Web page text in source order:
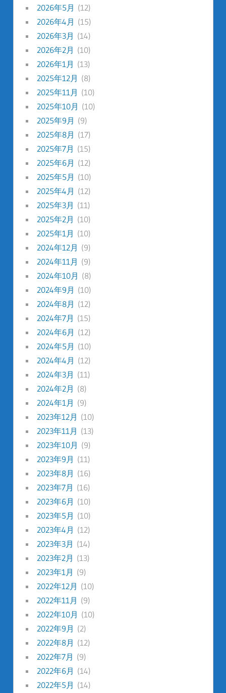
2026年5月 (12)
2026年4月 (15)
2026年3月 (14)
2026年2月 (10)
2026年1月 (13)
2025年12月 (8)
2025年11月 (10)
2025年10月 (10)
2025年9月 (9)
2025年8月 (17)
2025年7月 (15)
2025年6月 (12)
2025年5月 (10)
2025年4月 (12)
2025年3月 (11)
2025年2月 (10)
2025年1月 (10)
2024年12月 (9)
2024年11月 (9)
2024年10月 (8)
2024年9月 (10)
2024年8月 (12)
2024年7月 (15)
2024年6月 (12)
2024年5月 (10)
2024年4月 (12)
2024年3月 (11)
2024年2月 (8)
2024年1月 (9)
2023年12月 (10)
2023年11月 (13)
2023年10月 (9)
2023年9月 (11)
2023年8月 (16)
2023年7月 (16)
2023年6月 (10)
2023年5月 (10)
2023年4月 (12)
2023年3月 (14)
2023年2月 (13)
2023年1月 (9)
2022年12月 (10)
2022年11月 (9)
2022年10月 (10)
2022年9月 (2)
2022年8月 (12)
2022年7月 (9)
2022年6月 (14)
2022年5月 (14)